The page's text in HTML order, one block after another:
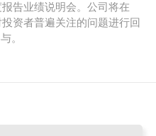
告业绩说明会。公司将在
资者普遍关注的问题进行回
。